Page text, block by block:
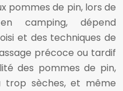
pommes de pin, lors de
camping, dépend
et des techniques de
précoce ou tardif
des pommes de pin,
sèches, et même